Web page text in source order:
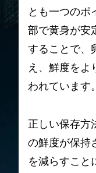
とも一つのポ
部で黄身が安
することで、
え、鮮度をよ
われています。
正しい保存方
の鮮度が保持
を減らすこと